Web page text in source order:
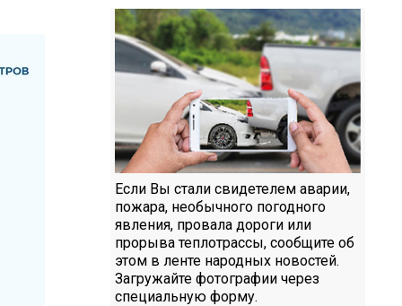
Если Вы стали свидетелем аварии,
пожара, необычного погодного
явления, провала дороги или
прорыва теплотрассы, сообщите об
этом в ленте народных новостей.
Загружайте фотографии через
специальную форму.